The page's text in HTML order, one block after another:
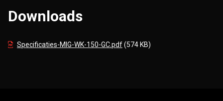
Downloads
Specificaties-MIG-WK-150-GC.pdf(574 KB)